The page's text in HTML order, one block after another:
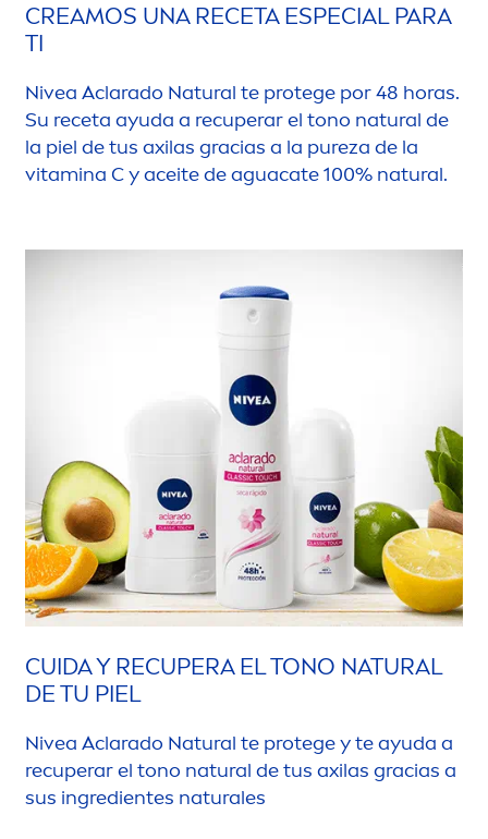
CREAMOS UNA RECETA ESPECIAL PARA
TI
Nivea Aclarado Natural te protege por 48 horas.
Su receta ayuda a recuperar el tono natural de
la piel de tus axilas gracias a la pureza de la
vitamina C y aceite de aguacate 100% natural.
CUIDA Y RECUPERA EL TONO NATURAL
DE TU PIEL
Nivea Aclarado Natural te protege y te ayuda a
recuperar el tono natural de tus axilas gracias a
sus ingredientes naturales